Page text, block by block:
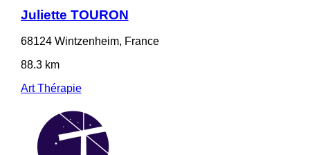
Juliette TOURON
68124 Wintzenheim, France
88.3 km
Art Thérapie